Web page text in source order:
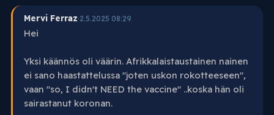
Mervi Ferraz·2.5.2025 08:29
Hei
Yksi käännös oli väärin. Afrikkalaistaustainen nainen
ei sano haastattelussa "joten uskon rokotteeseen",
vaan "so, I didn't NEED the vaccine" ..koska hän oli
sairastanut koronan.